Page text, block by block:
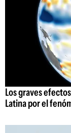
Los graves
Latina por el